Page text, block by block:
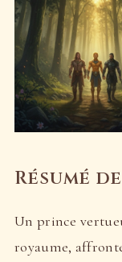
Résumé
Un prince
royaume,